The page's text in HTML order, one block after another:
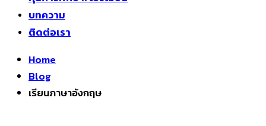
บทความ
ติดต่อเรา
Home
Blog
เรียนภาษาอังกฤษ